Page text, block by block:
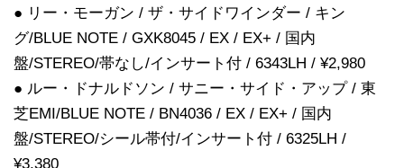
● リー・モーガン / ザ・サイドワインダー / キン
グ/BLUE NOTE / GXK8045 / EX / EX+ / 国内
盤/STEREO/帯なし/インサート付 / 6343LH / ¥2,980
● ルー・ドナルドソン / サニー・サイド・アップ / 東
芝EMI/BLUE NOTE / BN4036 / EX / EX+ / 国内
盤/STEREO/シール帯付/インサート付 / 6325LH /
¥3,380